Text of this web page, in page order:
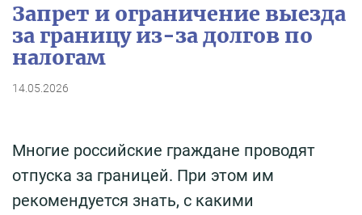
Запрет и ограничение выезда
за границу из-за долгов по
налогам
14.05.2026
Многие российские граждане проводят
отпуска за границей. При этом им
рекомендуется знать, c какими